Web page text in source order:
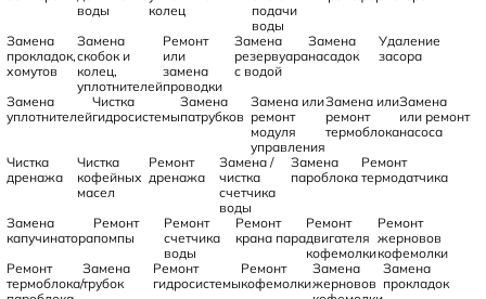
воды
колец
подачи
воды
Замена
прокладок,
хомутов
Замена
скобок и
колец,
уплотнителей
Ремонт
или
замена
проводки
Замена
резервуара
с водой
Замена
насадок
Удаление
засора
Замена
уплотнителей
Чистка
гидросистемы
Замена
патрубков
Замена или
ремонт
модуля
управления
Замена или
ремонт
термоблока
Замена
или ремонт
насоса
Чистка
дренажа
Чистка
кофейных
масел
Ремонт
дренажа
Замена /
чистка
счетчика
воды
Замена
пароблока
Ремонт
термодатчика
Замена
капучинатора
Ремонт
помпы
Ремонт
счетчика
воды
Ремонт
крана пара
Ремонт
двигателя
кофемолки
Ремонт
жерновов
кофемолки
Ремонт
термоблока/
Замена
трубок
Ремонт
гидросистемы
Ремонт
кофемолки
Замена
жерновов
Замена
прокладок